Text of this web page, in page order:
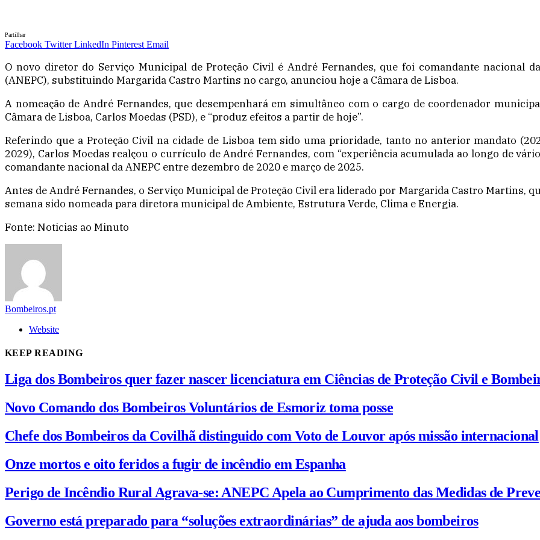
Partilhar
Facebook Twitter LinkedIn Pinterest Email
O novo diretor do Serviço Municipal de Proteção Civil é André Fernandes, que foi comandante nacional
(ANEPC), substituindo Margarida Castro Martins no cargo, anunciou hoje a Câmara de Lisboa.
A nomeação de André Fernandes, que desempenhará em simultâneo com o cargo de coordenador
Câmara de Lisboa, Carlos Moedas (PSD), e “produz efeitos a partir de hoje”.
Referindo que a Proteção Civil na cidade de Lisboa tem sido uma prioridade, tanto no anterior mandato
2029), Carlos Moedas realçou o currículo de André Fernandes, com “experiência acumulada ao longo de
comandante nacional da ANEPC entre dezembro de 2020 e março de 2025.
Antes de André Fernandes, o Serviço Municipal de Proteção Civil era liderado por Margarida Castro Martins,
semana sido nomeada para diretora municipal de Ambiente, Estrutura Verde, Clima e Energia.
Fonte: Noticias ao Minuto
Bombeiros.pt
Website
KEEP READING
Liga dos Bombeiros quer fazer nascer licenciatura em Ciências de Proteção Civil e
Novo Comando dos Bombeiros Voluntários de Esmoriz toma posse
Chefe dos Bombeiros da Covilhã distinguido com Voto de Louvor após missão internacional
Onze mortos e oito feridos a fugir de incêndio em Espanha
Perigo de Incêndio Rural Agrava-se: ANEPC Apela ao Cumprimento das Medidas de
Governo está preparado para “soluções extraordinárias” de ajuda aos bombeiros